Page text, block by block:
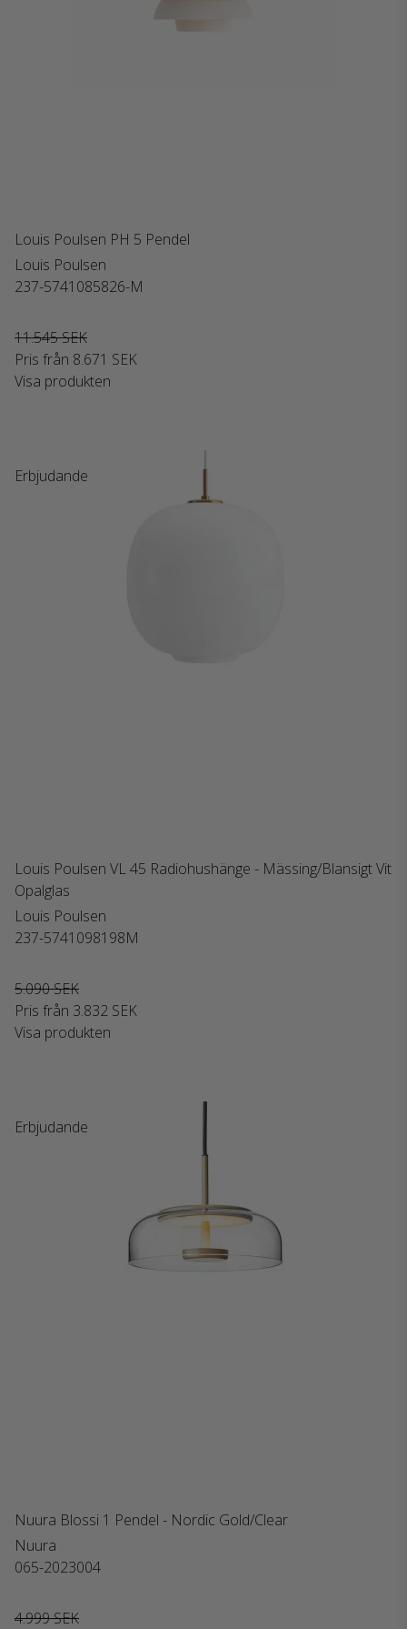
Louis Poulsen PH 5 Pendel
Louis Poulsen
237-5741085826-M
11.545 SEK
Pris från 8.671 SEK
Visa produkten
Erbjudande
Louis Poulsen VL 45 Radiohushänge - Mässing/Blansigt Vit
Opalglas
Louis Poulsen
237-5741098198M
5.090 SEK
Pris från 3.832 SEK
Visa produkten
Erbjudande
Nuura Blossi 1 Pendel - Nordic Gold/Clear
Nuura
065-2023004
4.999 SEK